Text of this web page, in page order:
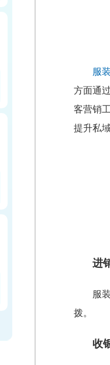
服
方面通
客营销
提升私
进
服
拨。
收